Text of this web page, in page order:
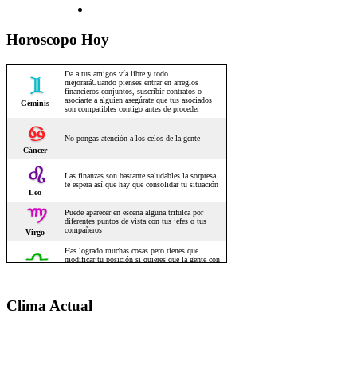
Horoscopo Hoy
Clima Actual